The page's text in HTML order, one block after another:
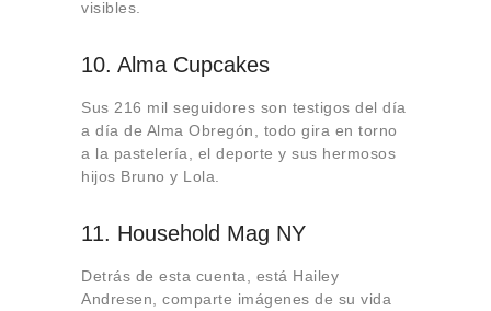
visibles.
10. Alma Cupcakes
Sus 216 mil seguidores son testigos del día
a día de Alma Obregón, todo gira en torno
a la pastelería, el deporte y sus hermosos
hijos Bruno y Lola.
11. Household Mag NY
Detrás de esta cuenta, está Hailey
Andresen, comparte imágenes de su vida